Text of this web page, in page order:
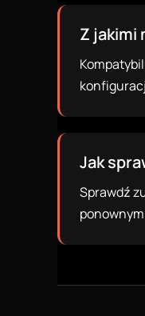
Z jakimi
Jak
Sprawdź